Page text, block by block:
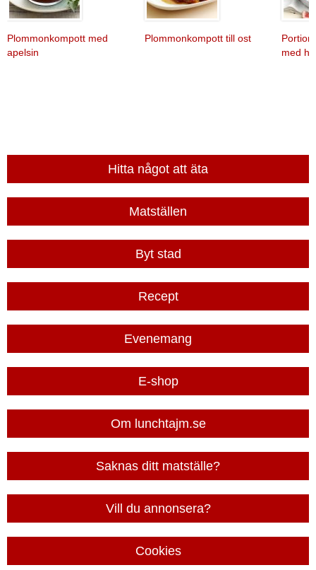
Plommonkompott med
apelsin
Plommonkompott till ost
med
Hitta något att äta
Matställen
Byt stad
Recept
Evenemang
E-shop
Om lunchtajm.se
Saknas ditt matställe?
Vill du annonsera?
Cookies